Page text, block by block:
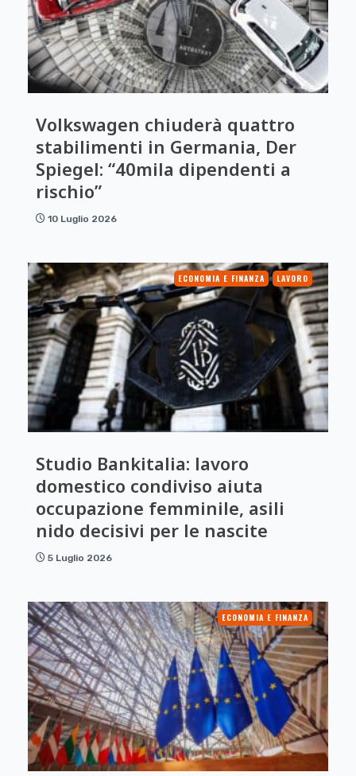
Volkswagen chiuderà quattro
stabilimenti in Germania, Der
Spiegel: “40mila dipendenti a
rischio”
10 Luglio 2026
ECONOMIA E FINANZA LAVORO
Studio Bankitalia: lavoro
domestico condiviso aiuta
occupazione femminile, asili
nido decisivi per le nascite
5 Luglio 2026
ECONOMIA E FINANZA